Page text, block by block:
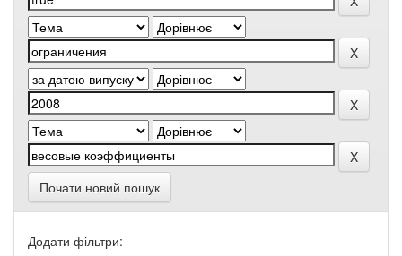
Почати новий пошук
Додати фільтри: